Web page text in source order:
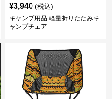
¥3,940 (税込)
キャンプ用品 軽量折りたたみキ
ャンプチェア